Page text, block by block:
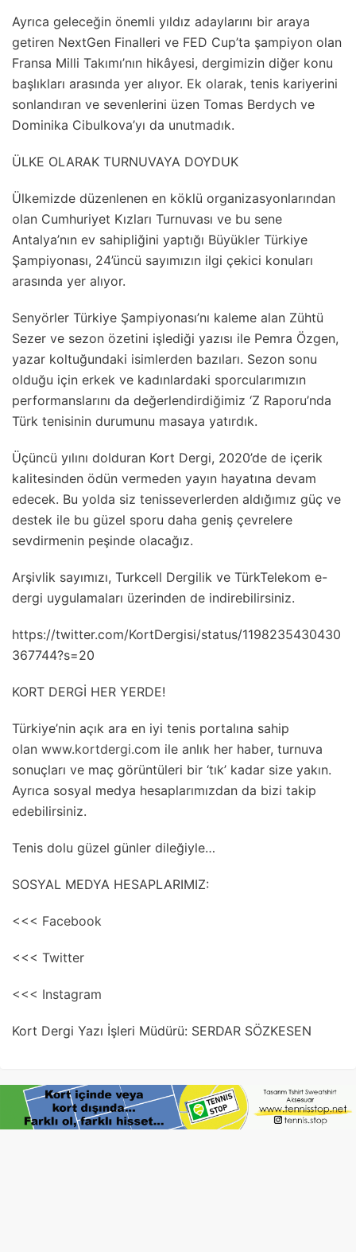
Ayrıca geleceğin önemli yıldız adaylarını bir araya
getiren NextGen Finalleri ve FED Cup’ta şampiyon olan
Fransa Milli Takımı’nın hikâyesi, dergimizin diğer konu
başlıkları arasında yer alıyor. Ek olarak, tenis kariyerini
sonlandıran ve sevenlerini üzen Tomas Berdych ve
Dominika Cibulkova’yı da unutmadık.
ÜLKE OLARAK TURNUVAYA DOYDUK
Ülkemizde düzenlenen en köklü organizasyonlarından
olan Cumhuriyet Kızları Turnuvası ve bu sene
Antalya’nın ev sahipliğini yaptığı Büyükler Türkiye
Şampiyonası, 24’üncü sayımızın ilgi çekici konuları
arasında yer alıyor.
Senyörler Türkiye Şampiyonası’nı kaleme alan Zühtü
Sezer ve sezon özetini işlediği yazısı ile Pemra Özgen,
yazar koltuğundaki isimlerden bazıları. Sezon sonu
olduğu için erkek ve kadınlardaki sporcularımızın
performanslarını da değerlendirdiğimiz ‘Z Raporu’nda
Türk tenisinin durumunu masaya yatırdık.
Üçüncü yılını dolduran Kort Dergi, 2020’de de içerik
kalitesinden ödün vermeden yayın hayatına devam
edecek. Bu yolda siz tenisseverlerden aldığımız güç ve
destek ile bu güzel sporu daha geniş çevrelere
sevdirmenin peşinde olacağız.
Arşivlik sayımızı, Turkcell Dergilik ve TürkTelekom e-
dergi uygulamaları üzerinden de indirebilirsiniz.
https://twitter.com/KortDergisi/status/1198235430430
367744?s=20
KORT DERGİ HER YERDE!
Türkiye’nin açık ara en iyi tenis portalına sahip
olan www.kortdergi.com ile anlık her haber, turnuva
sonuçları ve maç görüntüleri bir ‘tık’ kadar size yakın.
Ayrıca sosyal medya hesaplarımızdan da bizi takip
edebilirsiniz.
Tenis dolu güzel günler dileğiyle…
SOSYAL MEDYA HESAPLARIMIZ:
<<< Facebook
<<< Twitter
<<< Instagram
Kort Dergi Yazı İşleri Müdürü: SERDAR SÖZKESEN